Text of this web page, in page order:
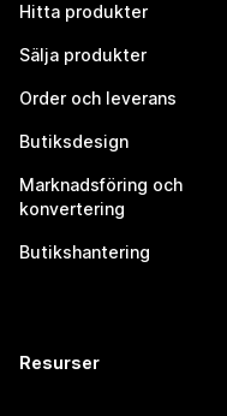
Hitta produkter
Sälja produkter
Order och leverans
Butiksdesign
Marknadsföring och
konvertering
Butikshantering
Resurser